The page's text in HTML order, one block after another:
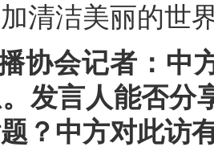
清洁美丽的世
协会记者：中
发言人能否分
？中方对此访